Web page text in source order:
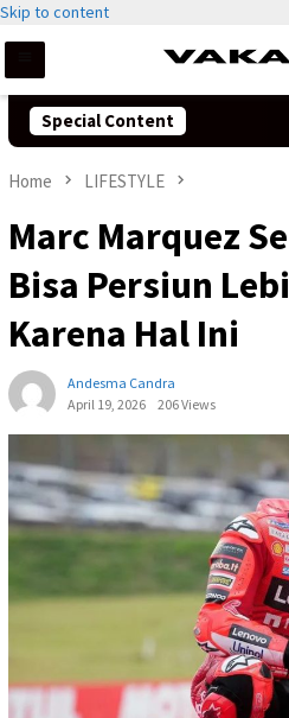
Skip to content
Special Content
Home LIFESTYLE
Marc Marquez
Bisa Persiun
Karena Hal Ini
Andesma Candra
April 19, 2026
206 Views